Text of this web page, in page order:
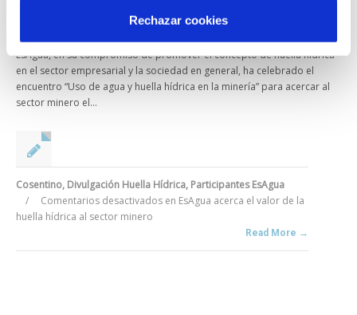
Rechazar cookies
EsAgua, en su compromiso de promover el concepto de huella hídrica
en el sector empresarial y la sociedad en general, ha celebrado el
encuentro “Uso de agua y huella hídrica en la minería” para acercar al
sector minero el...
Cosentino, Divulgación Huella Hídrica, Participantes EsAgua
/
Comentarios desactivados en EsAgua acerca el valor de la
huella hídrica al sector minero
Read More →